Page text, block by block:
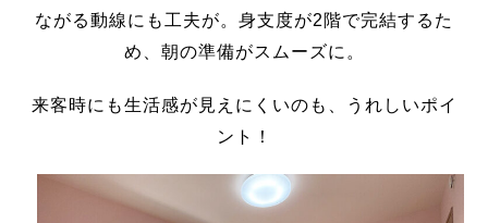
ながる動線にも工夫が。身支度が2 階で完結するた
め、朝の準備がスムーズに。
来客時にも生活感が見えにくいのも、うれしいポイ
ント！